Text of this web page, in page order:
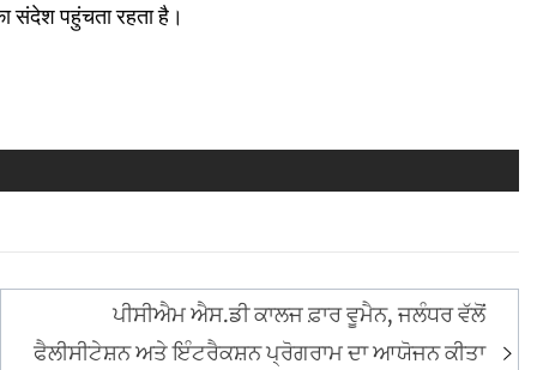
संदेश पहुंचता रहता है।
ਪੀਸੀਐਮ ਐਸ.ਡੀ ਕਾਲਜ ਫ਼ਾਰ ਵੂਮੈਨ, ਜਲੰਧਰ ਵੱਲੋਂ
ਫੈਲੀਸੀਟੇਸ਼ਨ ਅਤੇ ਇੰਟਰੈਕਸ਼ਨ ਪ੍ਰੋਗਰਾਮ ਦਾ ਆਯੋਜਨ ਕੀਤਾ